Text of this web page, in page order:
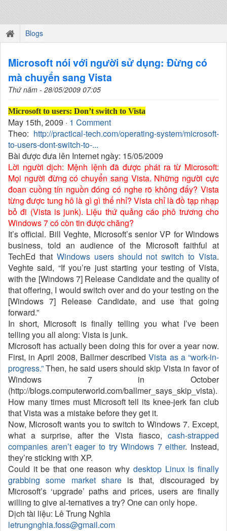
Blogs
Microsoft nói với người sử dụng: Đừng có
mà chuyển sang Vista
Thứ năm - 28/05/2009 07:05
Microsoft to users: Don’t switch to Vista
May 15th, 2009 · 1 Comment
Theo: http://practical-tech.com/operating-system/microsoft-
to-users-dont-switch-to-...
Bài được đưa lên Internet ngày: 15/05/2009
Lời người dịch: Mệnh lệnh đã được phát ra từ Microsoft:
Mọi người đừng có chuyển sang Vista. Những người cực
đoan cuồng tín nguồn đóng có nghe rõ không đấy? Vista
từng được tung hô là gì gì thế nhỉ? Vista chỉ là đồ tạp nhạp
bỏ đi (Vista is junk). Liệu thứ quảng cáo phô trương cho
Windows 7 có còn tin được chăng?
It’s official. Bill Veghte, Microsoft’s senior VP for Windows
business, told an audience of the Microsoft faithful at
TechEd that Windows users should not switch to Vista.
Veghte said, “If you’re just starting your testing of Vista,
with the [Windows 7] Release Candidate and the quality of
that offering, I would switch over and do your testing on the
[Windows 7] Release Candidate, and use that going
forward.”
In short, Microsoft is finally telling you what I’ve been
telling you all along: Vista is junk.
Microsoft has actually been doing this for over a year now.
First, in April 2008, Ballmer describedVista as a “work-in-
progress.”Then, he said users should skip Vista in favor of
Windows 7 in October
(http://blogs.computerworld.com/ballmer_says_skip_vista).
How many times must Microsoft tell its knee-jerk fan club
that Vista was a mistake before they get it.
Now, Microsoft wants you to switch to Windows 7. Except,
what a surprise, after the Vista fiasco, cash-strapped
companies aren’t eager to try Windows 7 either. Instead,
they’re sticking with XP.
Could it be that one reason why desktop Linux is finally
grabbing some market shareis that, discouraged by
Microsoft’s ‘upgrade’ paths and prices, users are finally
willing to give al-ternatives a try? One can only hope.
Dịch tài liệu: Lê Trung Nghĩa
letrungnghia.foss@gmail.com